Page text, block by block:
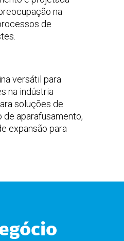
na
de
versátil para
na indústria
soluções de
aparafusamento,
expansão para